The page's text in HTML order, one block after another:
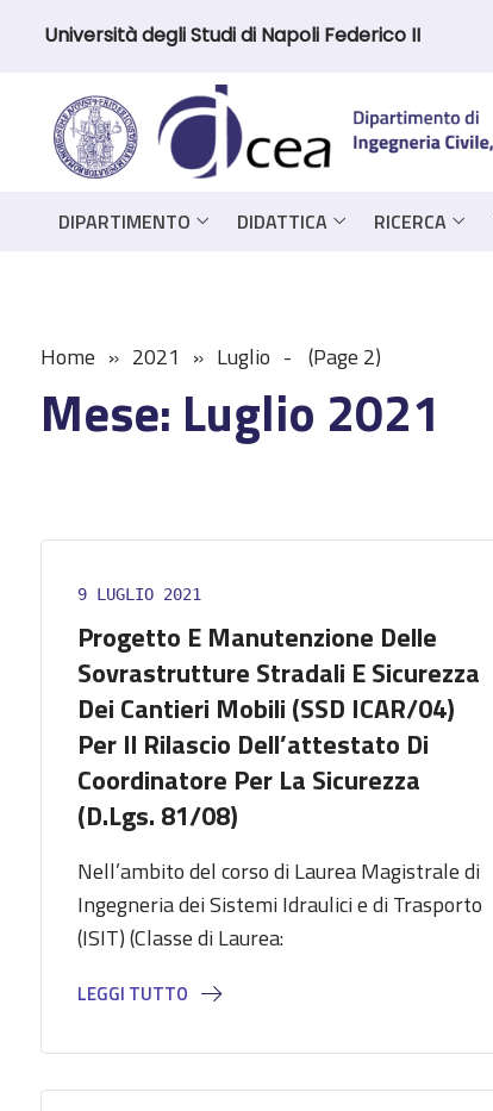
Università degli Studi di Napoli Federico II
DIPARTIMENTO DIDATTICA RICERCA
Home 2021 Luglio (Page 2)
Mese: Luglio 2021
9 LUGLIO 2021
Progetto E Manutenzione Delle
Sovrastrutture Stradali E Sicurezza
Dei Cantieri Mobili (SSD ICAR/04)
Per Il Rilascio Dell’attestato Di
Coordinatore Per La Sicurezza
(D.Lgs. 81/08)
Nell’ambito del corso di Laurea Magistrale di
Ingegneria dei Sistemi Idraulici e di Trasporto
(ISIT) (Classe di Laurea:
LEGGI TUTTO